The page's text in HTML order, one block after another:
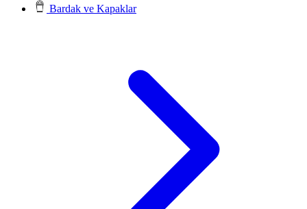
Bardak ve Kapaklar